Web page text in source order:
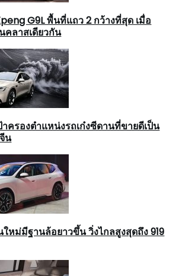
G9L พื้นที่แถว 2 กว้างที่สุด เมื่อ
คลาสเดียวกัน
าครองตำแหน่งรถเก๋งซีดานที่ขายดีเป็น
น
ใหม่มีฐานล้อยาวขึ้น วิ่งไกลสูงสุดถึง 919